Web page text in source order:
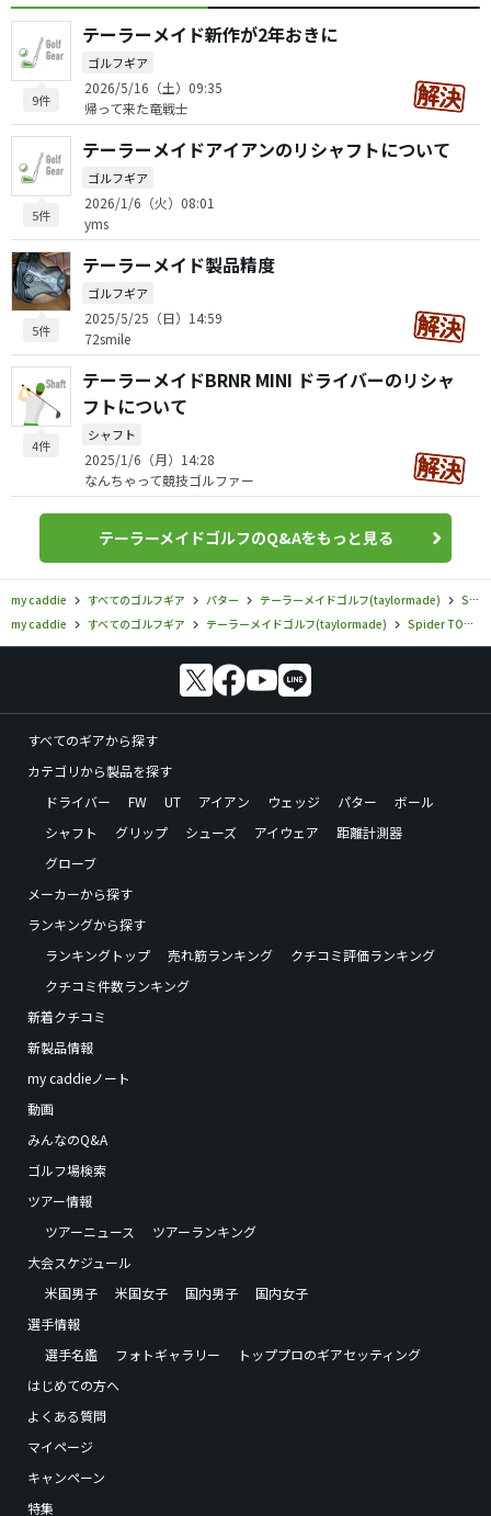
9件
テーラーメイド新作が2年おきに
ゴルフギア
2026/5/16（土）09:35
帰って来た竜戦士
5件
テーラーメイドアイアンのリシャフトについて
ゴルフギア
2026/1/6（火）08:01
yms
5件
テーラーメイド製品精度
ゴルフギア
2025/5/25（日）14:59
72smile
4件
テーラーメイドBRNR MINI ドライバーのリシャ
フトについて
シャフト
2025/1/6（月）14:28
なんちゃって競技ゴルファー
テーラーメイドゴルフのQ&Aをもっと見る
my caddie すべてのゴルフギア パター テーラーメイドゴルフ(taylormade)
Spider TOUR TORCHED
my caddie
すべてのゴルフギア テーラーメイドゴルフ(taylormade) Spider TOUR TORCHED
すべてのギアから探す
カテゴリから製品を探す
ドライバー
FW UT アイアン ウェッジ パター
ボール
シャフト
グリップ シューズ アイウェア
距離計測器
グローブ
メーカーから探す
ランキングから探す
ランキングトップ
売れ筋ランキング
クチコミ評価ランキング
クチコミ件数ランキング
新着クチコミ
新製品情報
my caddieノート
動画
みんなのQ&A
ゴルフ場検索
ツアー情報
ツアーニュース
ツアーランキング
大会スケジュール
米国男子
米国女子 国内男子
国内女子
選手情報
選手名鑑
フォトギャラリー
トッププロのギアセッティング
はじめての方へ
よくある質問
マイページ
キャンペーン
特集